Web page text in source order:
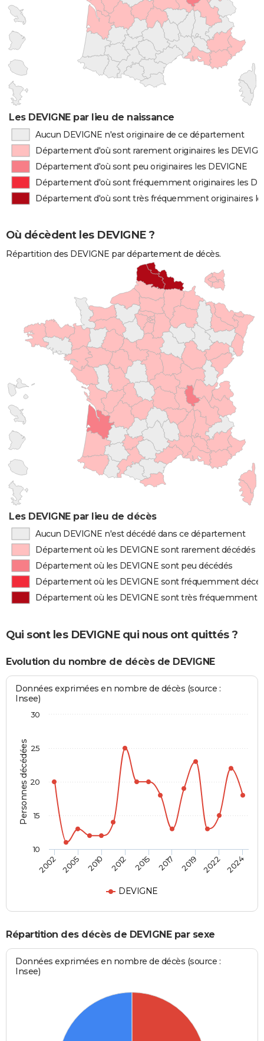
Les DEVIGNE par lieu de naissance
Aucun DEVIGNE n'est originaire de ce département
Département d'où sont rarement originaires les
Département d'où sont peu originaires les DEVIGNE
Département d'où sont fréquemment originaires les
Département d'où sont très fréquemment originaires
Où décèdent les DEVIGNE ?
Répartition des DEVIGNE par département de décès.
Les DEVIGNE par lieu de décès
Aucun DEVIGNE n'est décédé dans ce département
Département où les DEVIGNE sont rarement décédés
Département où les DEVIGNE sont peu décédés
Département où les DEVIGNE sont fréquemment
Département où les DEVIGNE sont très fréquemment
Qui sont les DEVIGNE qui nous ont quittés ?
Evolution du nombre de décès de DEVIGNE
Personnes décédées
Données exprimées en nombre de décès (source :
Insee)
DEVIGNE
2002 2005 2010 2012 2015 2017 2019 2022 2024
10
15
20
25
30
Répartition des décès de DEVIGNE par sexe
Données exprimées en nombre de décès (source :
Insee)